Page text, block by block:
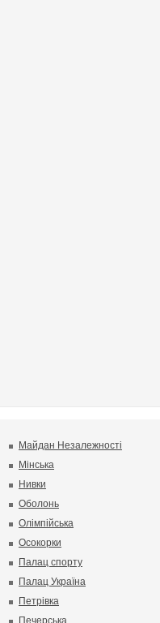
Майдан Незалежності
Мінська
Нивки
Оболонь
Олімпійська
Осокорки
Палац спорту
Палац Україна
Петрівка
Печерська